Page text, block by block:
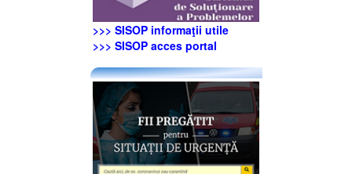
>>> SISOP informaţii utile
>>> SISOP acces portal